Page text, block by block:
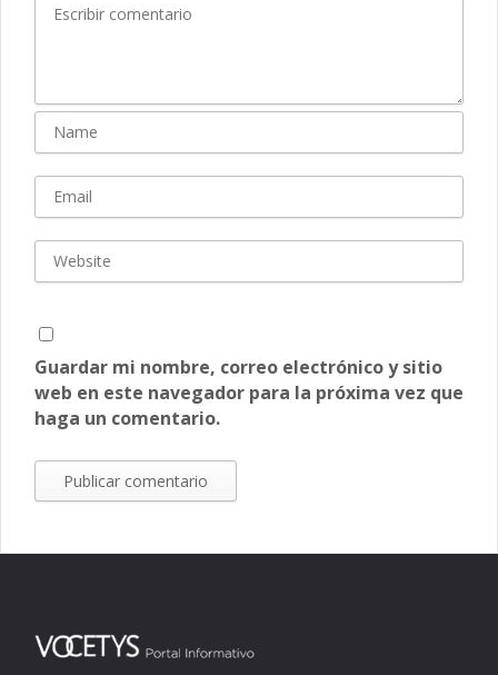
Guardar mi nombre, correo electrónico y sitio
web en este navegador para la próxima vez que
haga un comentario.